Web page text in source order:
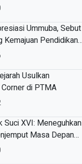
Ummuba, Sebut
Kemajuan Pendidikan
Usulkan
di PTMA
Suci XVI: Meneguhkan
Masa Depan